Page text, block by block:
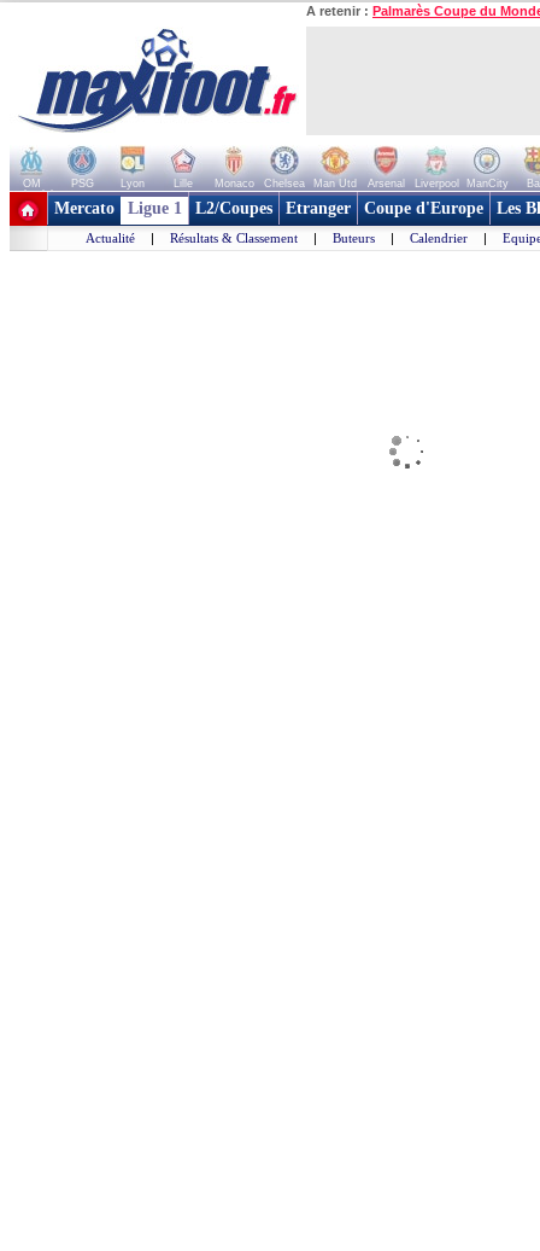
A retenir : Palmarès Coupe du
OM PSG Lyon Lille Monaco Chelsea Man Utd Arsenal Liverpool ManCity
+ de clubs
Mercato Ligue 1 L2/Coupes Etranger Coupe d'Europe Les
Actualité | Résultats & Classement | Buteurs | Calendrier |